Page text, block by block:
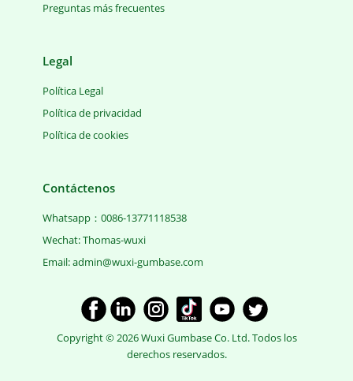
Preguntas más frecuentes
Legal
Política Legal
Política de privacidad
Política de cookies
Contáctenos
Whatsapp：0086-13771118538
Wechat: Thomas-wuxi
Email: ​admin@wuxi-gumbase.com
Copyright © 2026 Wuxi Gumbase Co. Ltd. Todos los
derechos reservados.